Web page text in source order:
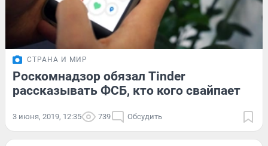
СТРАНА И МИР
Роскомнадзор обязал Tinder
рассказывать ФСБ, кто кого свайпает
3 июня, 2019, 12:35 739 Обсудить